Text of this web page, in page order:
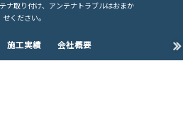
ナ取り付け、アンテナトラブルはおまか
せください。
施工実績 会社概要